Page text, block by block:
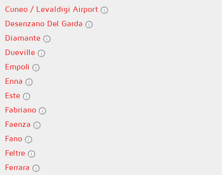
Cuneo / Levaldigi Airport
Desenzano Del Garda
Diamante
Dueville
Empoli
Enna
Este
Fabriano
Faenza
Fano
Feltre
Ferrara